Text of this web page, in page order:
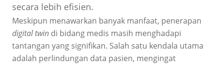
secara lebih efisien.
Meskipun menawarkan banyak manfaat, penerapan
digital twindi bidang medis masih menghadapi
tantangan yang signifikan. Salah satu kendala utama
adalah perlindungan data pasien, mengingat